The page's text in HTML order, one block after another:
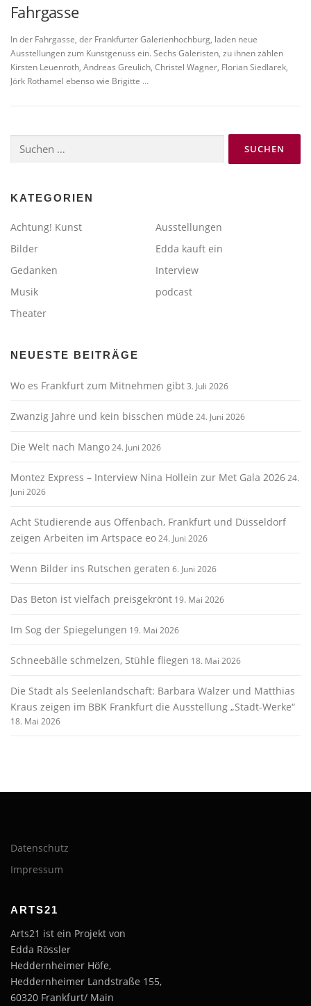
Fahrgasse
In der Fahrgasse, der Frankfurter Galerienhochburg, laden neue
Ausstellungen zum Kunstgenuss ein. Sechs Galeristen, zu ihnen zählen
Kirsten Leuenroth, Andreas Greulich, Christel Wagner, Florian Siedlarek,
Jörk Rothamel ebenso wie Brigitte …
nach:
KATEGORIEN
Achtung! Kunst
Ausstellungen
Bilder
Edda kauft ein
Gedanken
Interview
Musik
podcast
Theater
NEUESTE BEITRÄGE
Wo es Frankfurt zum Mitnehmen gibt3. Juli 2026
Zwanzig Jahre und kein bisschen müde 24. Juni 2026
Die Welt nach Mango24. Juni 2026
Montez Express – Interview Nina Hollein zur Met Gala 202624.
Juni 2026
Acht Studierende aus Offenbach, Frankfurt und Düsseldorf
zeigen Arbeiten im Artspace eo24. Juni 2026
Wenn Bilder ins Rutschen geraten 6. Juni 2026
Das Beton ist vielfach preisgekrönt 19. Mai 2026
Im Sog der Spiegelungen 19. Mai 2026
Schneebälle schmelzen, Stühle fliegen 18. Mai 2026
Die Stadt als Seelenlandschaft: Barbara Walzer und Matthias
Kraus zeigen im BBK Frankfurt die Ausstellung „Stadt-Werke“
18. Mai 2026
Datenschutz
Impressum
ARTS21
Arts21 ist ein Projekt von
Edda Rössler
Heddernheimer Höfe,
Heddernheimer Landstraße 155,
60320 Frankfurt/ Main